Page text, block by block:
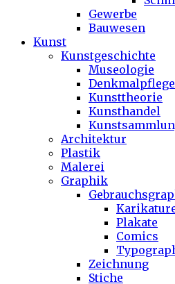
Gewerbe
Bauwesen
Kunst
Kunstgeschichte
Museologie
Denkmalpflege
Kunsttheorie
Kunsthandel
Architektur
Plastik
Malerei
Graphik
Plakate
Comics
Zeichnung
Stiche